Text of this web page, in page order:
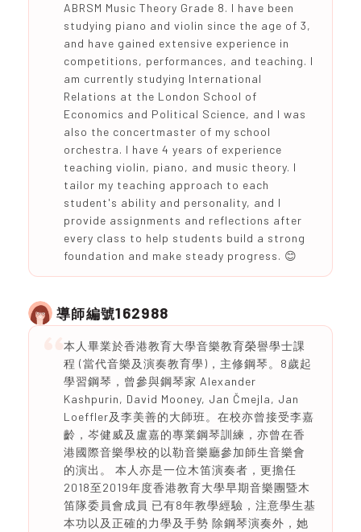
ABRSM Music Theory Grade 8. I have been
studying piano and violin since the age of 3,
and have gained extensive experience in
competitions, performances, and teaching. I
am currently studying International
Relations at the London School of
Economics and Political Science, and I was
also the concertmaster of my school
orchestra. I have 4 years of experience
teaching violin, piano, and music theory. I
tailor my teaching approach to each
student's ability and personality, and I
provide assignments and reflections after
every class to help students build a strong
foundation and make steady progress. 😊
導師編號162988
本人畢業於香港教育大學音樂教育榮譽學士課
程 (當代音樂及演奏教育學)，主修鋼琴。8歲起
學習鋼琴，曾參與鋼琴家 Alexander
Kashpurin, David Mooney, Jan Čmejla, Jan
Loeffler及李美善的大師班。在校亦曾接受李嘉
齡，岑健威及盧嘉的專業鋼琴訓練，亦曾在香
港國際音樂學校的以勒音樂廳參加師生音樂會
的演出。 本人亦是一位木笛演奏者，更擔任
2018至2019年度香港教育大學早期音樂團暨木
笛隊委員會成員 已有8年教學經驗，注意學生基
本功以及正確的力學及手勢 除鋼琴演奏外，她